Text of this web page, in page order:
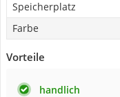
Speicherplatz
Farbe
Vorteile
handlich